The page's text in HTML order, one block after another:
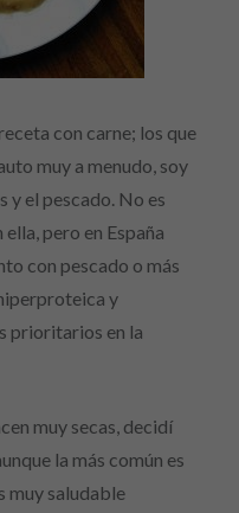
con carne; los que
muy a menudo, soy
y el pescado. No es
pero en España
con pescado o más
y
prioritarios en la
muy secas, decidí
la más común es
muy saludable